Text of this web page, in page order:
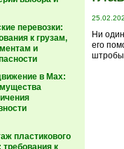
перевозки:
к грузам,
и
в Max:
пластикового
требования к
Ни
его
штробы